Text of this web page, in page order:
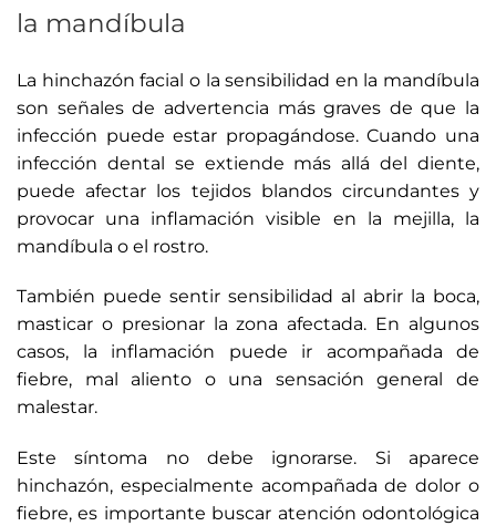
la mandíbula
La hinchazón facial o la sensibilidad en la mandíbula
son señales de advertencia más graves de que la
infección puede estar propagándose. Cuando una
infección dental se extiende más allá del diente,
puede afectar los tejidos blandos circundantes y
provocar una inflamación visible en la mejilla, la
mandíbula o el rostro.
También puede sentir sensibilidad al abrir la boca,
masticar o presionar la zona afectada. En algunos
casos, la inflamación puede ir acompañada de
fiebre, mal aliento o una sensación general de
malestar.
Este síntoma no debe ignorarse. Si aparece
hinchazón, especialmente acompañada de dolor o
fiebre, es importante buscar atención odontológica